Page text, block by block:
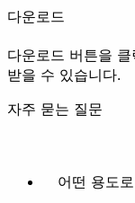
예쁘게 꾸미기
다운로드
다운로드 버튼을
받을 수 있습니다.
자주 묻는 질문
어떤 용도